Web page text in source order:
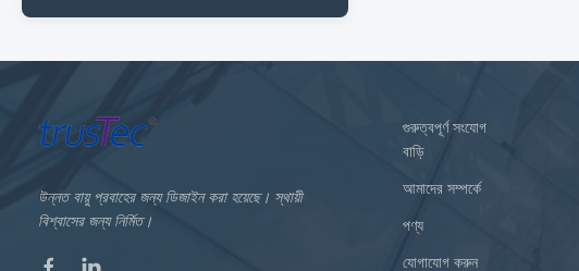
উন্নত বায়ু প্রবাহের জন্য ডিজাইন করা হয়েছে। স্থায়ী
বিশ্বাসের জন্য নির্মিত।
গুরুত্বপূর্ণ সংযোগ
বাড়ি
আমাদের সম্পর্কে
পণ্য
যোগাযোগ করুন